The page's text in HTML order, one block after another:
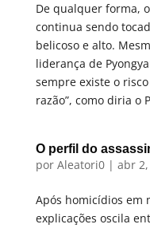
De qualquer forma,
continua sendo
belicoso e alto.
liderança de
sempre existe o
razão”, como diria o
O perfil do
por Aleatori0| abr
Após homicídios em
explicações oscila